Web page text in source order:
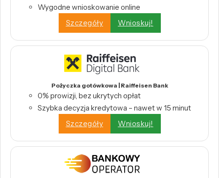
Wygodne wnioskowanie online
Szczegóły
Wnioskuj!
Pożyczka gotówkowa | Raiffeisen Bank
0% prowizji, bez ukrytych opłat
Szybka decyzja kredytowa – nawet w 15 minut
Szczegóły
Wnioskuj!